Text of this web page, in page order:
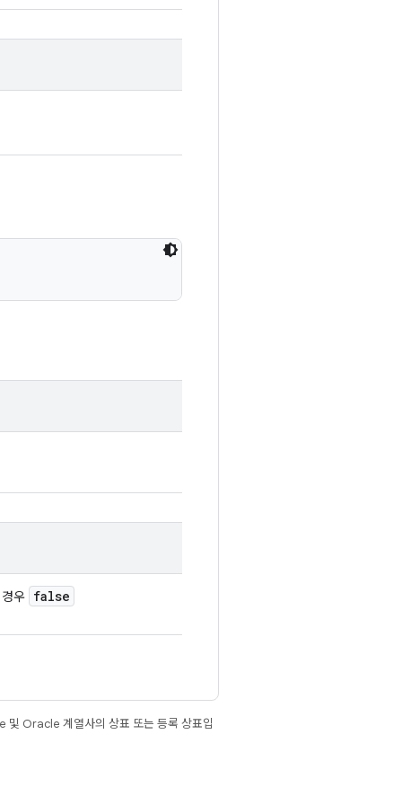
우 false
및 Oracle 계열사의 상표 또는 등록 상표입